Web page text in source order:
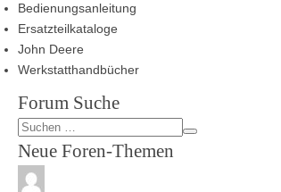
Bedienungsanleitung
Ersatzteilkataloge
John Deere
Werkstatthandbücher
Forum Suche
Neue Foren-Themen